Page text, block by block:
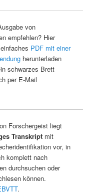
von
empfehlen? Hier
PDF mit einer
herunterladen
schwarzes Brett
per E-Mail
Forschergeist liegt
Transkriptmit
vor, in
komplett nach
durchsuchen oder
können.
.